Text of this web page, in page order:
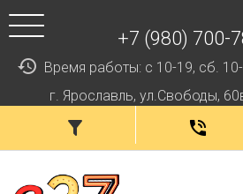
+7 (980) 700-
Время работы: с 10-19, сб.
г. Ярославль, ул.Свободы,